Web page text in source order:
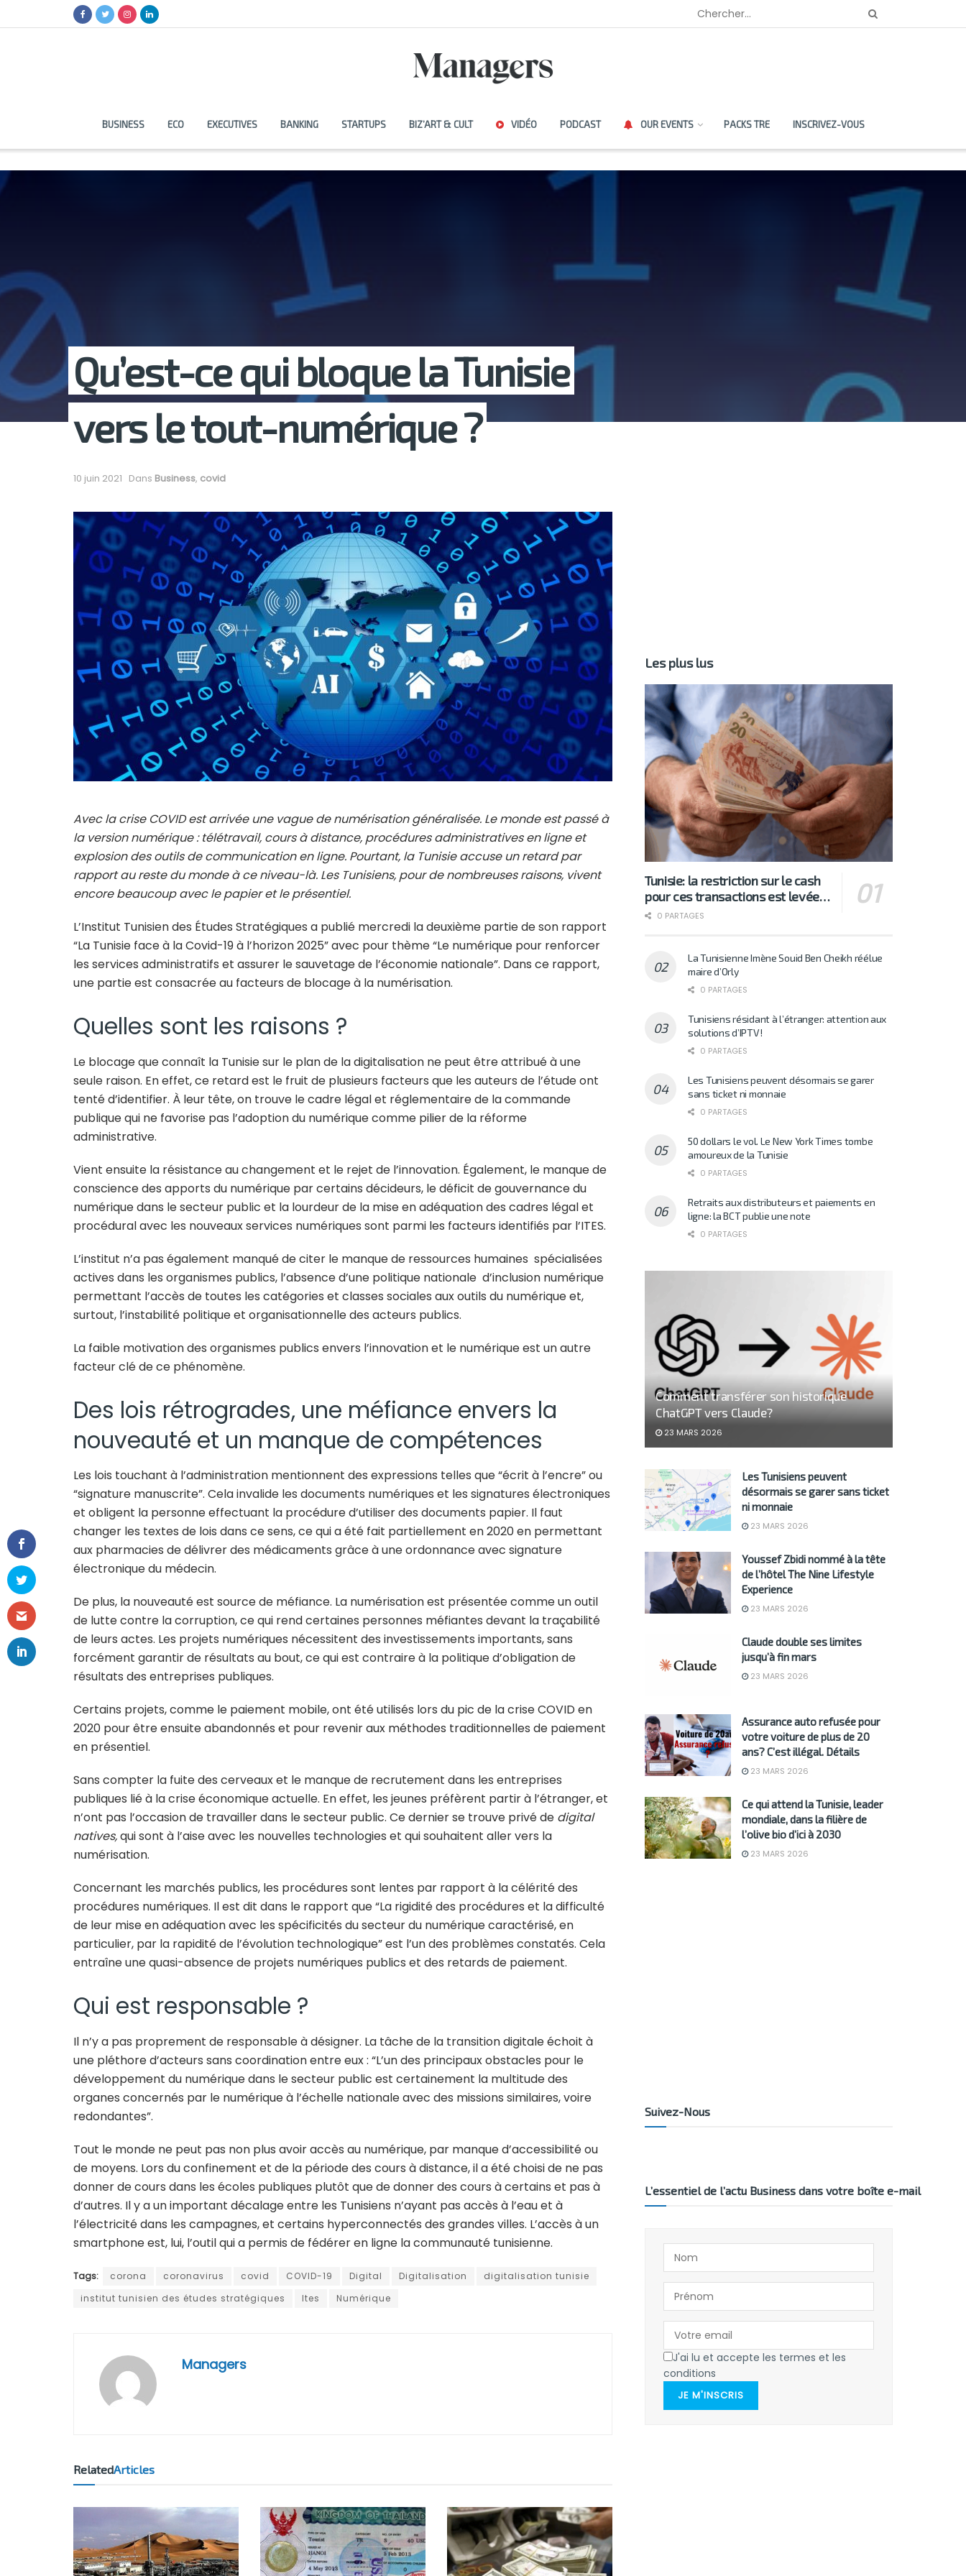
BUSINESS ECO EXECUTIVES BANKING STARTUPS BIZ’ART & CULT VIDÉO PODCAST OUR EVENTS PACKS TRE INSCRIVEZ-VOUS
Qu’est-ce qui bloque la Tunisie
vers le tout-numérique ?
10 juin 2021 Dans Business, covid
Avec la crise COVID est arrivée une vague de numérisation généralisée. Le monde est passé à
la version numérique : télétravail, cours à distance, procédures administratives en ligne et
explosion des outils de communication en ligne. Pourtant, la Tunisie accuse un retard par
rapport au reste du monde à ce niveau-là. Les Tunisiens, pour de nombreuses raisons, vivent
encore beaucoup avec le papier et le présentiel.
L’Institut Tunisien des Études Stratégiques a publié mercredi la deuxième partie de son rapport
“La Tunisie face à la Covid-19 à l’horizon 2025” avec pour thème “Le numérique pour renforcer
les services administratifs et assurer le sauvetage de l’économie nationale”. Dans ce rapport,
une partie est consacrée au facteurs de blocage à la numérisation.
Quelles sont les raisons ?
Le blocage que connaît la Tunisie sur le plan de la digitalisation ne peut être attribué à une
seule raison. En effet, ce retard est le fruit de plusieurs facteurs que les auteurs de l’étude ont
tenté d’identifier. À leur tête, on trouve le cadre légal et réglementaire de la commande
publique qui ne favorise pas l’adoption du numérique comme pilier de la réforme
administrative.
Vient ensuite la résistance au changement et le rejet de l’innovation. Également, le manque de
conscience des apports du numérique par certains décideurs, le déficit de gouvernance du
numérique dans le secteur public et la lourdeur de la mise en adéquation des cadres légal et
procédural avec les nouveaux services numériques sont parmi les facteurs identifiés par l’ITES.
L’institut n’a pas également manqué de citer le manque de ressources humaines spécialisées
actives dans les organismes publics, l’absence d’une politique nationale d’inclusion numérique
permettant l’accès de toutes les catégories et classes sociales aux outils du numérique et,
surtout, l’instabilité politique et organisationnelle des acteurs publics.
La faible motivation des organismes publics envers l’innovation et le numérique est un autre
facteur clé de ce phénomène.
Des lois rétrogrades, une méfiance envers la
nouveauté et un manque de compétences
Les lois touchant à l’administration mentionnent des expressions telles que “écrit à l’encre” ou
“signature manuscrite”. Cela invalide les documents numériques et les signatures électroniques
et obligent la personne effectuant la procédure d’utiliser des documents papier. Il faut
changer les textes de lois dans ce sens, ce qui a été fait partiellement en 2020 en permettant
aux pharmacies de délivrer des médicaments grâce à une ordonnance avec signature
électronique du médecin.
De plus, la nouveauté est source de méfiance. La numérisation est présentée comme un outil
de lutte contre la corruption, ce qui rend certaines personnes méfiantes devant la traçabilité
de leurs actes. Les projets numériques nécessitent des investissements importants, sans
forcément garantir de résultats au bout, ce qui est contraire à la politique d’obligation de
résultats des entreprises publiques.
Certains projets, comme le paiement mobile, ont été utilisés lors du pic de la crise COVID en
2020 pour être ensuite abandonnés et pour revenir aux méthodes traditionnelles de paiement
en présentiel.
Sans compter la fuite des cerveaux et le manque de recrutement dans les entreprises
publiques lié à la crise économique actuelle. En effet, les jeunes préfèrent partir à l’étranger, et
n’ont pas l’occasion de travailler dans le secteur public. Ce dernier se trouve privé de digital
natives,qui sont à l’aise avec les nouvelles technologies et qui souhaitent aller vers la
numérisation.
Concernant les marchés publics, les procédures sont lentes par rapport à la célérité des
procédures numériques. Il est dit dans le rapport que “La rigidité des procédures et la difficulté
de leur mise en adéquation avec les spécificités du secteur du numérique caractérisé, en
particulier, par la rapidité de l’évolution technologique” est l’un des problèmes constatés. Cela
entraîne une quasi-absence de projets numériques publics et des retards de paiement.
Qui est responsable ?
Il n’y a pas proprement de responsable à désigner. La tâche de la transition digitale échoit à
une pléthore d’acteurs sans coordination entre eux : “L’un des principaux obstacles pour le
développement du numérique dans le secteur public est certainement la multitude des
organes concernés par le numérique à l’échelle nationale avec des missions similaires, voire
redondantes”.
Tout le monde ne peut pas non plus avoir accès au numérique, par manque d’accessibilité ou
de moyens. Lors du confinement et de la période des cours à distance, il a été choisi de ne pas
donner de cours dans les écoles publiques plutôt que de donner des cours à certains et pas à
d’autres. Il y a un important décalage entre les Tunisiens n’ayant pas accès à l’eau et à
l’électricité dans les campagnes, et certains hyperconnectés des grandes villes. L’accès à un
smartphone est, lui, l’outil qui a permis de fédérer en ligne la communauté tunisienne.
Tags: corona coronavirus covid COVID-19 Digital Digitalisation
digitalisation tunisie
institut tunisien des études stratégiques
Ites Numérique
Managers
RelatedArticles
Les plus lus
Tunisie: la restriction sur le cash
pour ces transactions est levée…
0 PARTAGES
La Tunisienne Imène Souid Ben Cheikh réélue
maire d’Orly
0 PARTAGES
Tunisiens résidant à l’étranger: attention aux
solutions d’IPTV!
0 PARTAGES
Les Tunisiens peuvent désormais se garer
sans ticket ni monnaie
0 PARTAGES
50 dollars le vol. Le New York Times tombe
amoureux de la Tunisie
0 PARTAGES
Retraits aux distributeurs et paiements en
ligne: la BCT publie une note
0 PARTAGES
Comment transférer son historique
ChatGPT vers Claude?
23 MARS 2026
Les Tunisiens peuvent
désormais se garer sans ticket
ni monnaie
23 MARS 2026
Youssef Zbidi nommé à la tête
de l’hôtel The Nine Lifestyle
Experience
23 MARS 2026
Claude double ses limites
jusqu’à fin mars
23 MARS 2026
Assurance auto refusée pour
votre voiture de plus de 20
ans? C’est illégal. Détails
23 MARS 2026
Ce qui attend la Tunisie, leader
mondiale, dans la filière de
l’olive bio d’ici à 2030
23 MARS 2026
Suivez-Nous
L’essentiel de l’actu Business dans votre boîte e-mail
J'ai lu et accepte les termes et les
conditions
JE M'INSCRIS